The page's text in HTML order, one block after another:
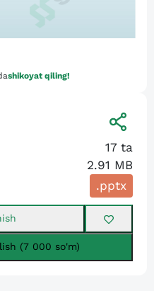
shikoyat qiling!
17 ta
2.91 MB
.pptx
(7 000 so'm)